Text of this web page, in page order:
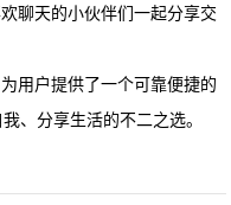
天的小伙伴们一起分享交
户提供了一个可靠便捷的
、分享生活的不二之选。